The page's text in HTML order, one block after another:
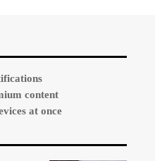
content
at once